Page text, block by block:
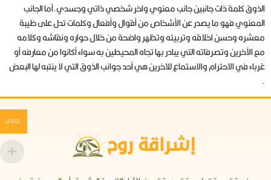
الذوق كلمة ذات جانبين جانب معنوي واخر شخصي ذاتي وجسدي,أما الجانب
المعنوي فهو ما يصدر عن الأشخاص من أقوال وأفعال وكلمات تدل على طيبة
معشره وحسن اخلاقه وتربيته وتظهر واضحة من خلال حواره ونقاشه وكلامه
مع الآخرين وتصرفاته التي يبادر بها تجاه المحيطين به سواء أكانوا من معارفه أو
غرباء في الاحترام والاستماع للاخرين هي أحد جوانب الذوق التي لا ينتبه لها البعض
.
USD